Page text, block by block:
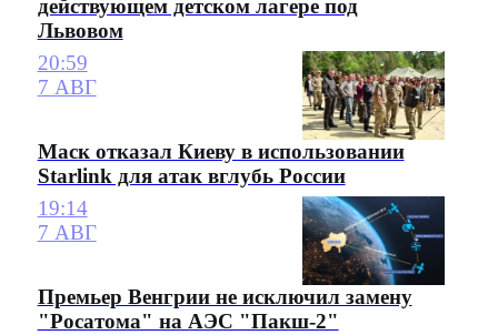
действующем детском лагере под
Львовом
20:59
7 АВГ
Маск отказал Киеву в использовании
Starlink для атак вглубь России
19:14
7 АВГ
Премьер Венгрии не исключил замену
"Росатома" на АЭС "Пакш-2"